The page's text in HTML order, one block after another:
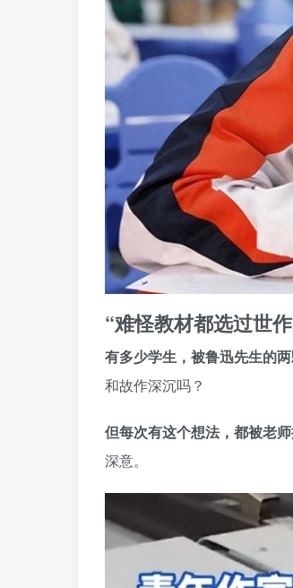
“难怪教材都选过世
有多少学生，被鲁迅先生的
和故作深沉吗？
但每次有这个想法，都被老
深意。